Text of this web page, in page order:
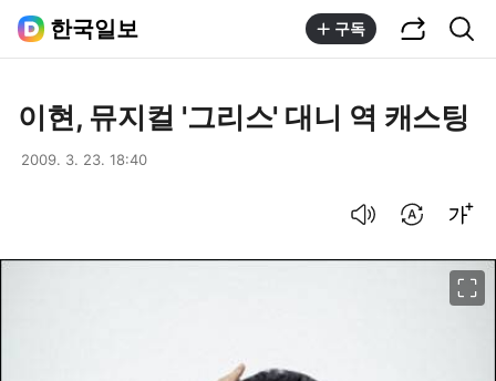
한국일보 구독
이현, 뮤지컬 '그리스' 대니 역 캐스팅
2009. 3. 23. 18:40